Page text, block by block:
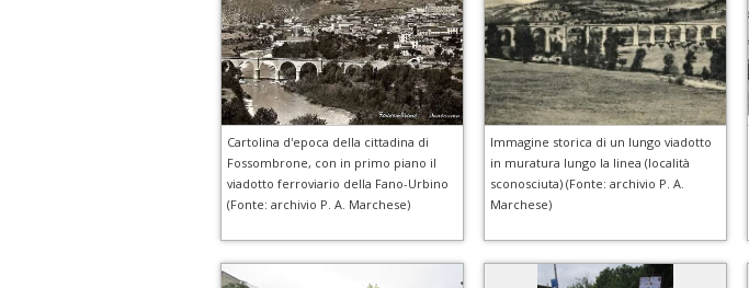
Cartolina d'epoca della cittadina di
Fossombrone, con in primo piano il
viadotto ferroviario della Fano-Urbino
(Fonte: archivio P. A. Marchese)
Immagine storica di un lungo viadotto
in muratura lungo la linea (località
sconosciuta) (Fonte: archivio P. A.
Marchese)